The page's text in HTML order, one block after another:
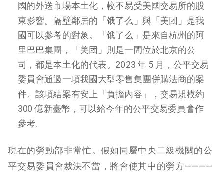
國的外送市場本土化，較不易受美國交易所的股
東影響。隔壁鄰居的「饿了么」與「美团」是我
國可以參考的對象。「饿了么」是來自杭州的阿
里巴巴集團，「美团」則是一間位於北京的公
司，都是本土化的代表。2023 年 5 月，公平交易
委員會通過一項我國大型零售集團併購法商的案
件。該項結案有安上「負擔內容」，交易規模約
300 億新臺幣，可以給今年的公平交易委員會作
參考。
現在的勞動部非常忙。假如同屬中央二級機關的公
平交易委員會裁決不當，將會使其中的勞方————